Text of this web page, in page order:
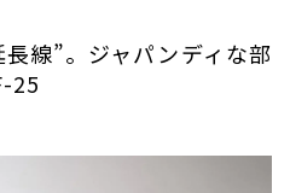
線”。ジャパンディな部
25